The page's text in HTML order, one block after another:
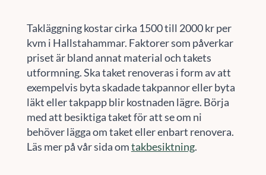
Takläggning kostar cirka 1500 till 2000 kr per
kvm i Hallstahammar. Faktorer som påverkar
priset är bland annat material och takets
utformning. Ska taket renoveras i form av att
exempelvis byta skadade takpannor eller byta
läkt eller takpapp blir kostnaden lägre. Börja
med att besiktiga taket för att se om ni
behöver lägga om taket eller enbart renovera.
Läs mer på vår sida omtakbesiktning.